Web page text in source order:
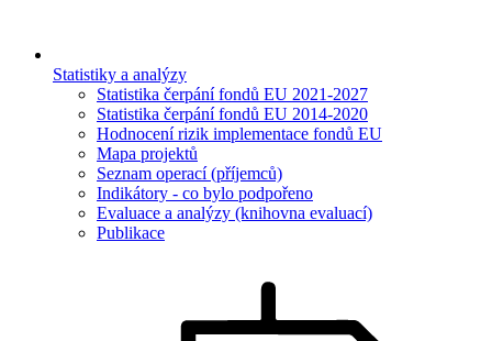
Statistiky a analýzy
Statistika čerpání fondů EU 2021-2027
Statistika čerpání fondů EU 2014-2020
Hodnocení rizik implementace fondů EU
Mapa projektů
Seznam operací (příjemců)
Indikátory - co bylo podpořeno
Evaluace a analýzy (knihovna evaluací)
Publikace